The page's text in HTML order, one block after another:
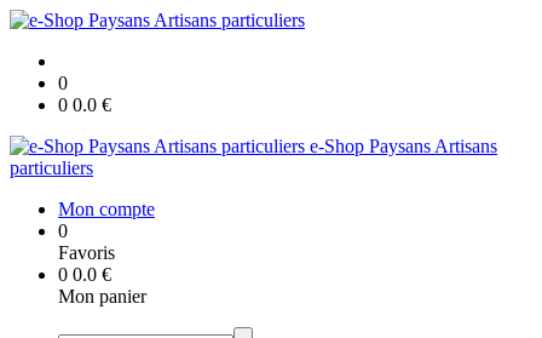
0
0 0.0 €
e-Shop Paysans Artisans
particuliers
Mon compte
0
Favoris
0 0.0 €
Mon panier